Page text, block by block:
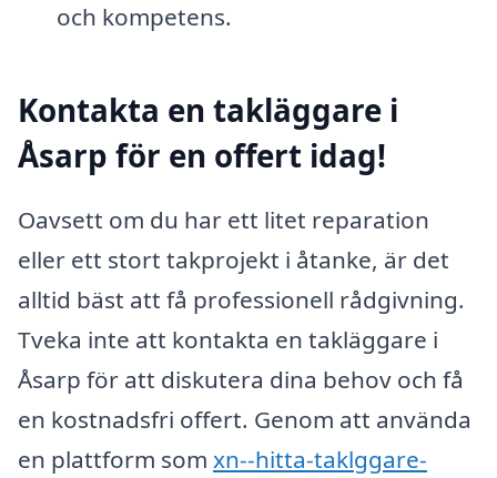
och kompetens.
Kontakta en takläggare i
Åsarp för en offert idag!
Oavsett om du har ett litet reparation
eller ett stort takprojekt i åtanke, är det
alltid bäst att få professionell rådgivning.
Tveka inte att kontakta en takläggare i
Åsarp för att diskutera dina behov och få
en kostnadsfri offert. Genom att använda
en plattform som xn--hitta-taklggare-